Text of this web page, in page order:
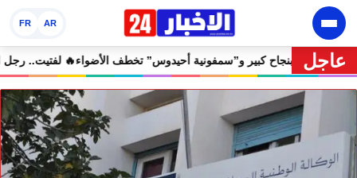
AR
FR
عاجل
إفران الدولي يختتم دورته الثامنة بنجاح كبير و”سمفونية أحيدوس” تخطف